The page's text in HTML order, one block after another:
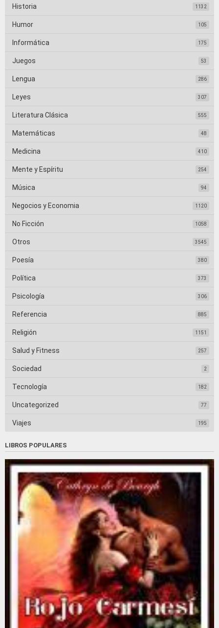
Historia 1132
Humor 105
Informática 175
Juegos 53
Lengua 286
Leyes 307
Literatura Clásica 555
Matemáticas 48
Medicina 410
Mente y Espíritu 254
Música 94
Negocios y Economia 1120
No Ficción 1058
Otros 3545
Poesía 380
Política 373
Psicología 306
Referencia 885
Religión 1151
Salud y Fitness 257
Sociedad 2
Tecnología 182
Uncategorized 77
Viajes 195
LIBROS POPULARES